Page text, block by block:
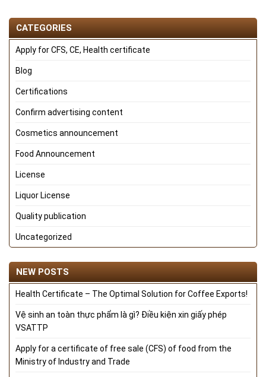
CATEGORIES
Apply for CFS, CE, Health certificate
Blog
Certifications
Confirm advertising content
Cosmetics announcement
Food Announcement
License
Liquor License
Quality publication
Uncategorized
NEW POSTS
Health Certificate – The Optimal Solution for Coffee Exports!
Vệ sinh an toàn thực phẩm là gì? Điều kiện xin giấy phép
VSATTP
Apply for a certificate of free sale (CFS) of food from the
Ministry of Industry and Trade